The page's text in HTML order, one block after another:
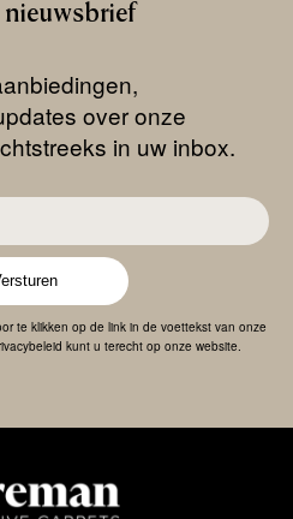
nieuwsbrief
over onze
in uw inbox.
te klikken op de link in de voettekst van onze
kunt u terecht op onze website.